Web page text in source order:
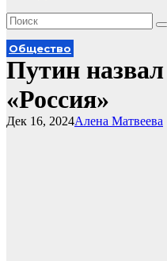
Общество
Путин
«Россия»
Алена Матвеева
Дек 16, 2024